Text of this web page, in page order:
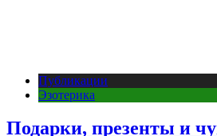
Публикации
Эзотерика
Подарки, презенты и